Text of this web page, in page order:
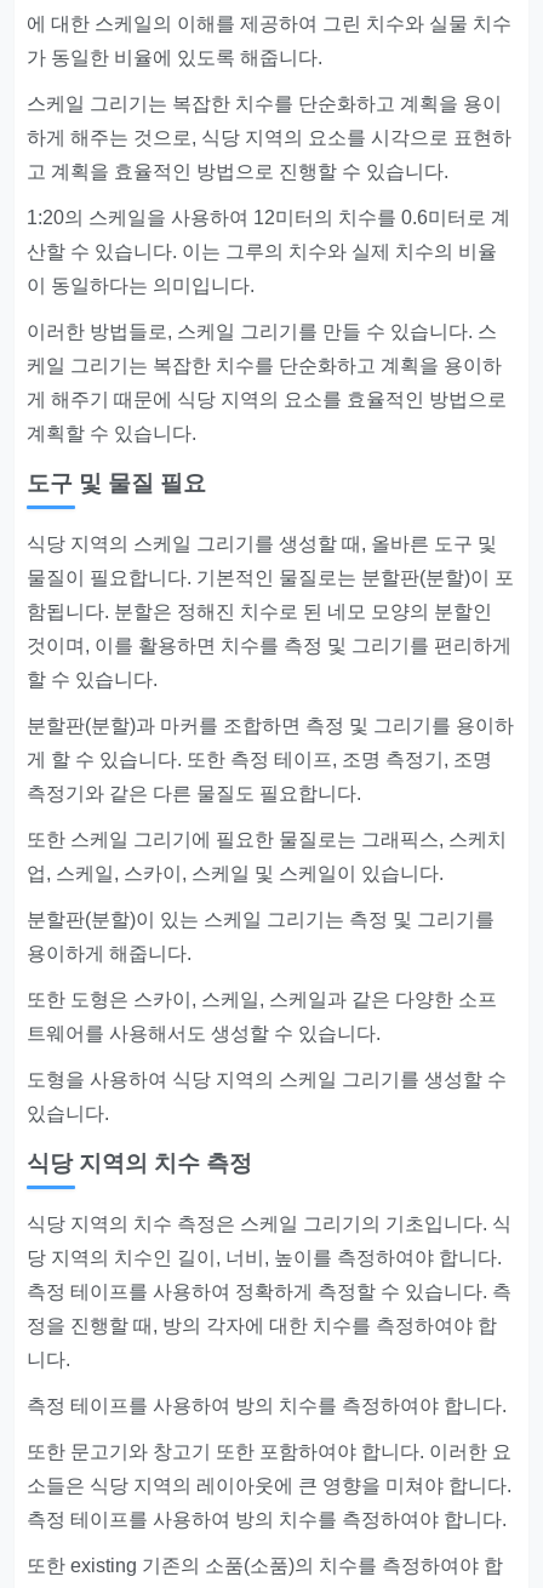
에 대한 스케일의 이해를 제공하여 그린 치수와 실물 치수
가 동일한 비율에 있도록 해줍니다.
스케일 그리기는 복잡한 치수를 단순화하고 계획을 용이
하게 해주는 것으로, 식당 지역의 요소를 시각으로 표현하
고 계획을 효율적인 방법으로 진행할 수 있습니다.
1:20의 스케일을 사용하여 12미터의 치수를 0.6미터로 계
산할 수 있습니다. 이는 그루의 치수와 실제 치수의 비율
이 동일하다는 의미입니다.
이러한 방법들로, 스케일 그리기를 만들 수 있습니다. 스
케일 그리기는 복잡한 치수를 단순화하고 계획을 용이하
게 해주기 때문에 식당 지역의 요소를 효율적인 방법으로
계획할 수 있습니다.
도구 및 물질 필요
식당 지역의 스케일 그리기를 생성할 때, 올바른 도구 및
물질이 필요합니다. 기본적인 물질로는 분할판(분할)이 포
함됩니다. 분할은 정해진 치수로 된 네모 모양의 분할인
것이며, 이를 활용하면 치수를 측정 및 그리기를 편리하게
할 수 있습니다.
분할판(분할)과 마커를 조합하면 측정 및 그리기를 용이하
게 할 수 있습니다. 또한 측정 테이프, 조명 측정기, 조명
측정기와 같은 다른 물질도 필요합니다.
또한 스케일 그리기에 필요한 물질로는 그래픽스, 스케치
업, 스케일, 스카이, 스케일 및 스케일이 있습니다.
분할판(분할)이 있는 스케일 그리기는 측정 및 그리기를
용이하게 해줍니다.
또한 도형은 스카이, 스케일, 스케일과 같은 다양한 소프
트웨어를 사용해서도 생성할 수 있습니다.
도형을 사용하여 식당 지역의 스케일 그리기를 생성할 수
있습니다.
식당 지역의 치수 측정
식당 지역의 치수 측정은 스케일 그리기의 기초입니다. 식
당 지역의 치수인 길이, 너비, 높이를 측정하여야 합니다.
측정 테이프를 사용하여 정확하게 측정할 수 있습니다. 측
정을 진행할 때, 방의 각자에 대한 치수를 측정하여야 합
니다.
측정 테이프를 사용하여 방의 치수를 측정하여야 합니다.
또한 문고기와 창고기 또한 포함하여야 합니다. 이러한 요
소들은 식당 지역의 레이아웃에 큰 영향을 미쳐야 합니다.
측정 테이프를 사용하여 방의 치수를 측정하여야 합니다.
또한 existing 기존의 소품(소품)의 치수를 측정하여야 합